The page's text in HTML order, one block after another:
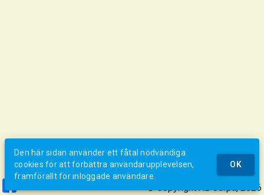
© Copyright AB Jerpa, 2026
Den här sidan använder ett fåtal nödvändiga
cookies för att förbättra användarupplevelsen,
framförallt för inloggade användare.
OK